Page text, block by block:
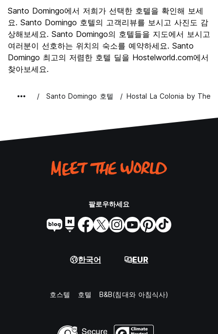
문화
7.9
나이트 라이프
7.0
가격 대비 만족도
6.9
Santo Domingo에서 저희가 선택한 호텔을 확인해 보세
요. Santo Domingo 호텔의 고객리뷰를 보시고 사진도 감
상해보세요. Santo Domingo의 호텔들을 지도에서 보시고
여러분이 선호하는 위치의 숙소를 예약하세요. Santo
Domingo 최고의 저렴한 호텔 딜을 Hostelworld.com에서
찾아보세요.
Santo Domingo 호텔 Hostal La Colonia by The
팔로우하세요
한국어 EUR
호스텔 호텔 B&B(침대와 아침식사)